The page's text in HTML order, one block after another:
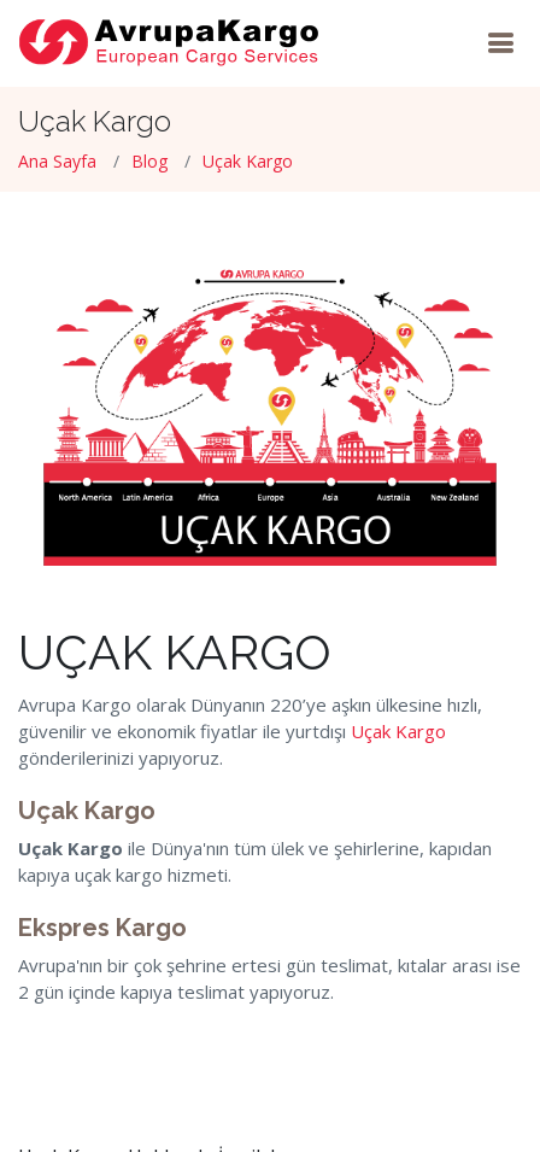
Uçak Kargo
Ana Sayfa Blog Uçak Kargo
UÇAK KARGO
Avrupa Kargo olarak Dünyanın 220’ye aşkın ülkesine hızlı,
güvenilir ve ekonomik fiyatlar ile yurtdışı Uçak Kargo
gönderilerinizi yapıyoruz.
Uçak Kargo
Uçak Kargo ile Dünya'nın tüm ülek ve şehirlerine, kapıdan
kapıya uçak kargo hizmeti.
Ekspres Kargo
Avrupa'nın bir çok şehrine ertesi gün teslimat, kıtalar arası ise
2 gün içinde kapıya teslimat yapıyoruz.